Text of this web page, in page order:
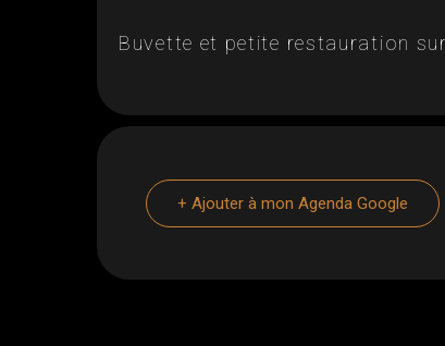
Buvette et petite restauration
+ Ajouter à mon Agenda Google